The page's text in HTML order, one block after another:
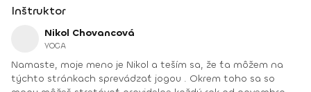
Inštruktor
Nikol Chovancová
YOGA
Namaste, moje meno je Nikol a teším sa, že ťa môžem na
týchto stránkach sprevádzať jogou . Okrem toho sa so